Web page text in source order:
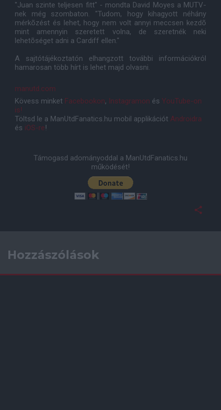
"Juan szinte teljesen fitt" - mondta David Moyes a MUTV-
nek még szombaton. "Tudom, hogy kihagyott néhány
mérkõzést és lehet, hogy nem volt annyi meccsen kezdõ
mint amennyin szeretett volna, de szeretnék neki
lehetõséget adni a Cardiff ellen."
A sajtótájékoztatón elhangzott további információkról
hamarosan több hírt is lehet majd olvasni.
manutd.com
Kövess minket Facebookon, Instagramon és YouTube-on
is!
Töltsd le a ManUtdFanatics.hu mobil applikációt Androidra
és iOS-re!
Támogasd adományoddal a ManUtdFanatics.hu
működését!
Hozzászólások